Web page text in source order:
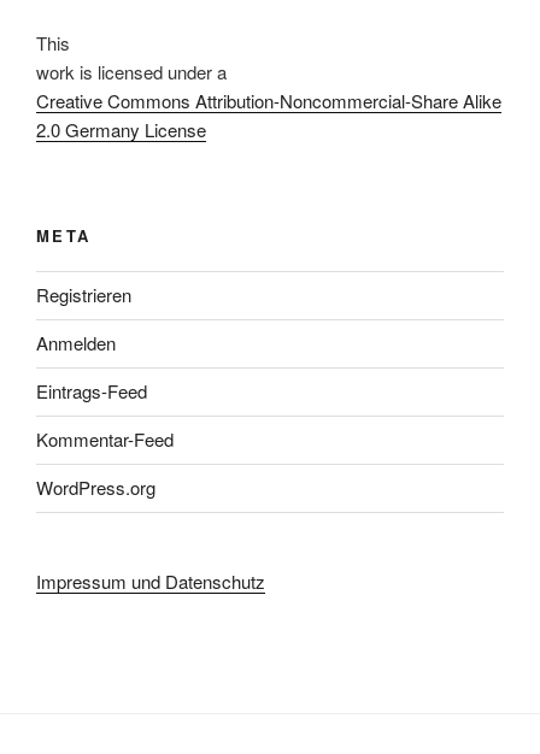
This
work is licensed under a
Creative Commons Attribution-Noncommercial-Share Alike
2.0 Germany License
META
Registrieren
Anmelden
Eintrags-Feed
Kommentar-Feed
WordPress.org
Impressum und Datenschutz